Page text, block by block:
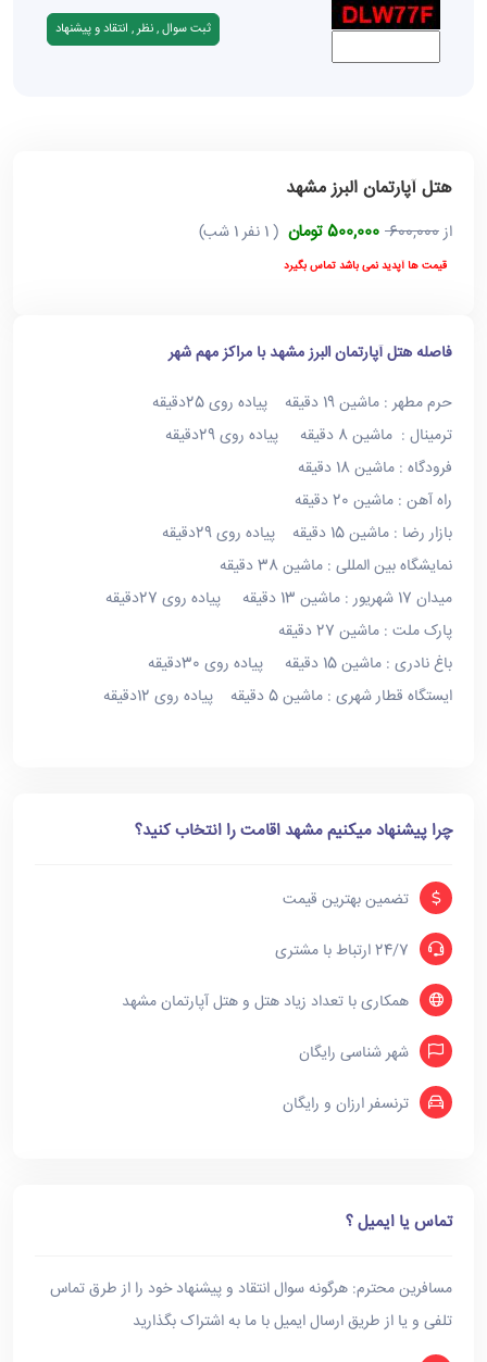
هتل آپارتمان البرز مشهد
از600,000 500,000 تومان ( 1 نفر 1 شب)
قیمت ها آپدید نمی باشد تماس بگیرد
فاصله هتل آپارتمان البرز مشهد با مراکز مهم شهر
حرم مطهر : ماشین 19 دقیقه پیاده روی 25دقیقه
ترمینال : ماشین 8 دقیقه پیاده روی 29دقیقه
فرودگاه : ماشین 18 دقیقه
راه آهن : ماشین 20 دقیقه
بازار رضا : ماشین 15 دقیقه پیاده روی 29دقیقه
نمایشگاه بین المللی : ماشین 38 دقیقه
میدان 17 شهریور : ماشین 13 دقیقه پیاده روی 27دقیقه
پارک ملت : ماشین 27 دقیقه
باغ نادری : ماشین 15 دقیقه پیاده روی 30دقیقه
ایستگاه قطار شهری : ماشین 5 دقیقه پیاده روی 12دقیقه
چرا پیشنهاد میکنیم مشهد اقامت را انتخاب کنید؟
تضمین بهترین قیمت
24/7 ارتباط با مشتری
همکاری با تعداد زیاد هتل و هتل آپارتمان مشهد
شهر شناسی رایگان
ترنسفر ارزان و رایگان
تماس یا ایمیل ؟
مسافرین محترم: هرگونه سوال انتقاد و پیشنهاد خود را از طرق تماس
تلفی و یا از طریق ارسال ایمیل با ما به اشتراک بگذارید